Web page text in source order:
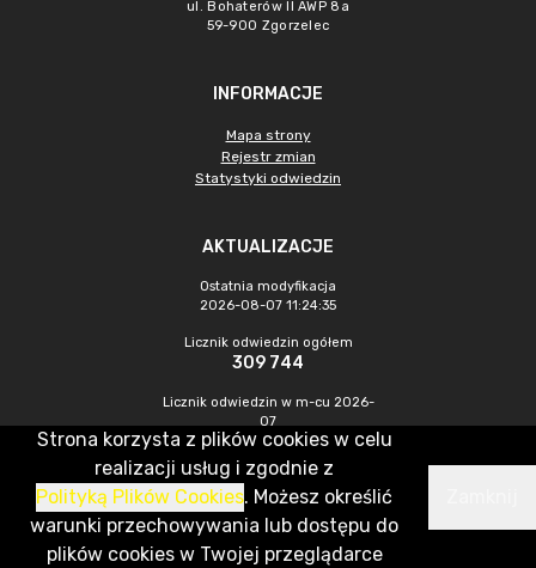
ul. Bohaterów II AWP 8a
59-900 Zgorzelec
INFORMACJE
Mapa strony
Rejestr zmian
Statystyki odwiedzin
AKTUALIZACJE
Ostatnia modyfikacja
2026-08-07 11:24:35
Licznik odwiedzin ogółem
309 744
Licznik odwiedzin w m-cu 2026-
07
442
CMS & Hosting: Nefeni Sp. z o.o.
Strona korzysta z plików cookies w celu
realizacji usług i zgodnie z
Polityką Plików Cookies. Możesz określić
warunki przechowywania lub dostępu do
plików cookies w Twojej przeglądarce